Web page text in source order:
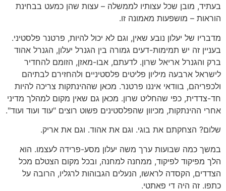
בעתיד, מובן שכל עצותיו לממשלה – עצות שהן כמעט בבחינת
הוראות – מושפעות מאמונה זו.
מדבריו של יעלון נובע שאין, וגם לא יכול להיות, פרטנר פלסטיני.
בעניין זה יש תמימות-דעים גמורה בין הגנרל יעלון, הגנרל אהוד
ברק והגנרל אריאל שרון. לדעתם, אבו-מאזן, הזומם להחדיר
לישראל ארבעה מיליון פליטים פלסטיניים ולהחזירם לבתיהם
ולכפריהם, בוודאי איננו פרטנר. מכאן שההינתקות צריכה להיות
חד-צדדית, כפי שהחליט שרון. מכאן גם שאין מקום למהלך מדיני
אחרי ההינתקות, מכיוון שהפלסטינים פשוט רוצים "עוד ועוד ועוד".
שלום? הצחקתם את בוגי. וגם את אהוד. וגם את אריק.
במשך כמה שבועות ערך משה יעלון מסע-פרידה לעצמו. הוא
הלך מפיקוד לפיקוד, ממחנה למחנה, ובכל מקום הצטלם מכל
הצדדים, הקסדה לראשו, הנעלים הגבוהות לרגליו, הרובה על
כתפו. זה היה די פאתטי.